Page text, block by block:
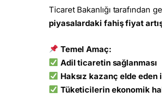
Ticaret Bakanlığı tarafından
piyasalardaki fahiş fiyat
Temel Amaç:
Adil ticaretin sağlanması
Haksız kazanç elde
Tüketicilerin ekonomik